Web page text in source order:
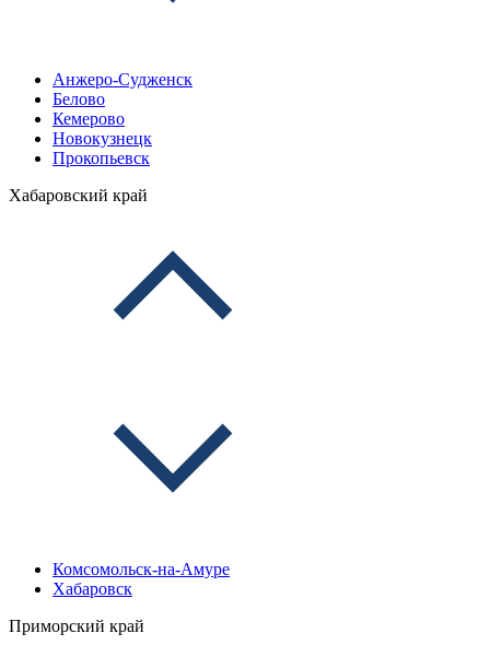
Анжеро-Судженск
Белово
Кемерово
Новокузнецк
Прокопьевск
Хабаровский край
Комсомольск-на-Амуре
Хабаровск
Приморский край